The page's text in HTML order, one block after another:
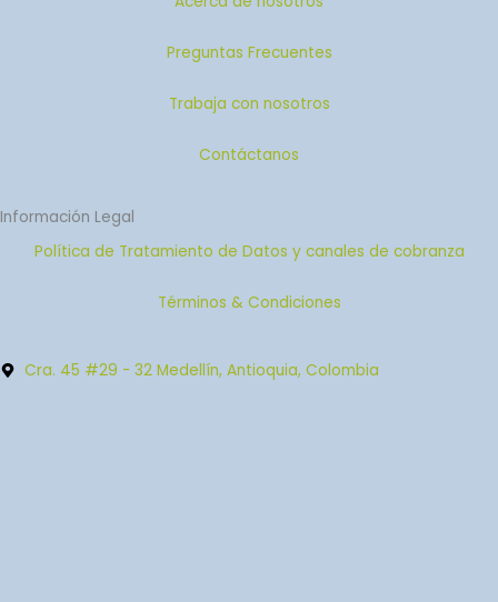
Preguntas Frecuentes
Trabaja con nosotros
Contáctanos
Información Legal
Política de Tratamiento de Datos y canales de cobranza
Términos & Condiciones
Cra. 45 #29 - 32 Medellín, Antioquia, Colombia